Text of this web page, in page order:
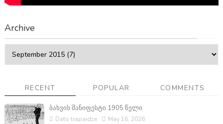
Archive
RECENT POPULAR COMMENTS
ბახვის მანიფესტი 1905 წელი
Dato trapaidze May 16, 2026